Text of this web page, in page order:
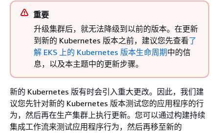
重要
升级集群后，就无法降级到以前的版本。在更新
到新的 Kubernetes 版本之前，建议您先查看了
解 EKS 上的 Kubernetes 版本生命周期中的信
息，以及本主题中的更新步骤。
新的 Kubernetes 版有时会引入重大更改。因此，我们建
议您先针对新的 Kubernetes 版本测试您的应用程序的行
为，然后再在生产集群上执行更新。您可以通过构建持续
集成工作流来测试应用程序行为，然后再移至新的